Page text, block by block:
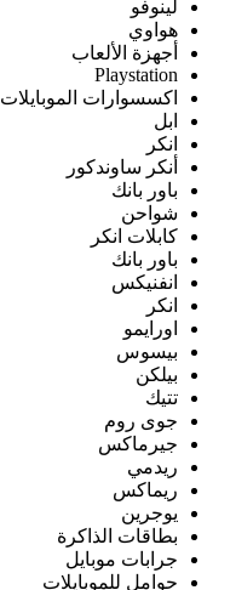
لينوفو
هواوي
أجهزة الألعاب
Playstation
اكسسوارات الموبايلات
ابل
انكر
أنكر ساوندكور
باور بانك
شواحن
كابلات انكر
باور بانك
انفنيكس
انكر
اورايمو
بيسوس
بيلكن
تتيك
جوى روم
جيرماكس
ريدمي
ريماكس
يوجرين
بطاقات الذاكرة
جرابات موبايل
حوامل للموبايلات